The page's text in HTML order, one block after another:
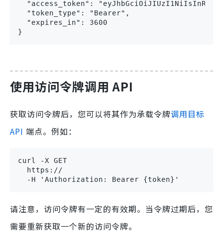
"access_token":
  "token_type": "Bearer",
  "expires_in": 3600
}
使用访问令牌调用 API
获取访问令牌后，您可以将其作为承载令牌调用目标
API 端点。例如：
curl -X GET
  https://
  -H 'Authorization: Bearer {token}'
请注意，访问令牌有一定的有效期。当令牌过期后，您
需要重新获取一个新的访问令牌。